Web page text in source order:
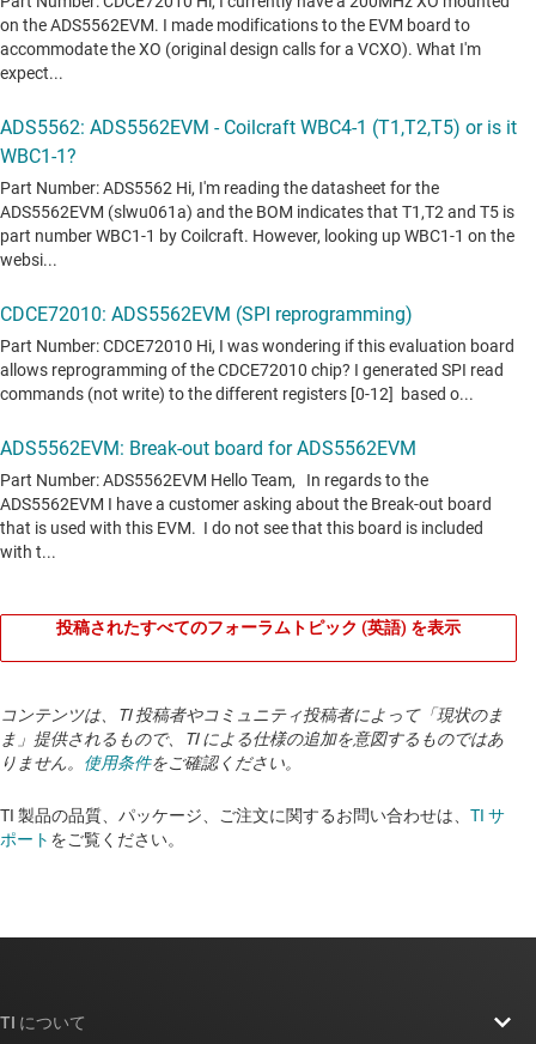
投稿されたすべてのフォーラムトピック (英語) を表示
コンテンツは、TI 投稿者やコミュニティ投稿者によって「現状のま
ま」提供されるもので、TI による仕様の追加を意図するものではあ
りません。 使用条件をご確認ください。
TI 製品の品質、パッケージ、ご注文に関するお問い合わせは、 TI サ
ポート をご覧ください。
TI について